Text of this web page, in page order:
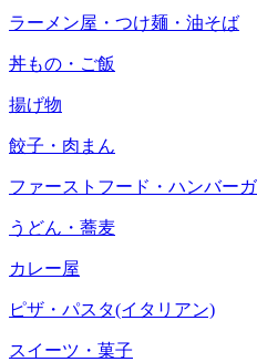
ラーメン屋・つけ麺・油そば
丼もの・ご飯
揚げ物
餃子・肉まん
ファーストフード・ハンバー
うどん・蕎麦
カレー屋
ピザ・パスタ(イタリアン)
スイーツ・菓子